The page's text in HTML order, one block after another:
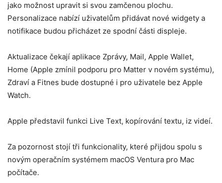
jako možnost upravit si svou zamčenou plochu.
Personalizace nabízí uživatelům přidávat nové widgety a
notifikace budou přicházet ze spodní části displeje.
Aktualizace čekají aplikace Zprávy, Mail, Apple Wallet,
Home (Apple zmínil podporu pro Matter v novém systému),
Zdraví a Fitnes bude dostupné i pro uživatele bez Apple
Watch.
Apple představil funkci Live Text, kopírování textu, iz videí.
Za pozornost stojí tři funkcionality, které přijdou spolu s
novým operačním systémem macOS Ventura pro Mac
počítače.